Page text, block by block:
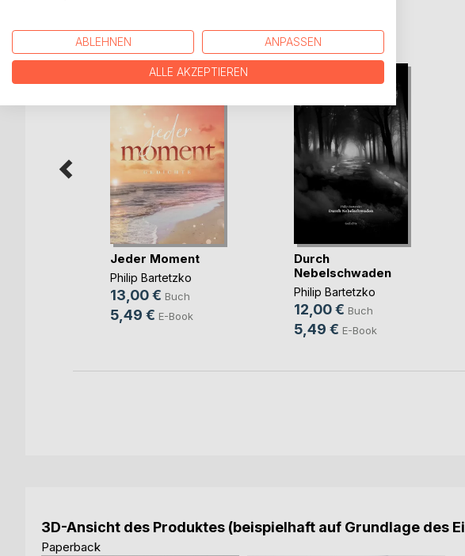
WEITERE TITEL BEIBoD
Jeder Moment
Philip Bartetzko
13,00 € Buch
5,49 € E-Book
Durch
Nebelschwaden
Philip Bartetzko
12,00 € Buch
5,49 € E-Book
3D-Ansicht des Produktes (beispielhaft auf Grundlage des
Paperback
ABLEHNEN ANPASSEN
ALLE AKZEPTIEREN